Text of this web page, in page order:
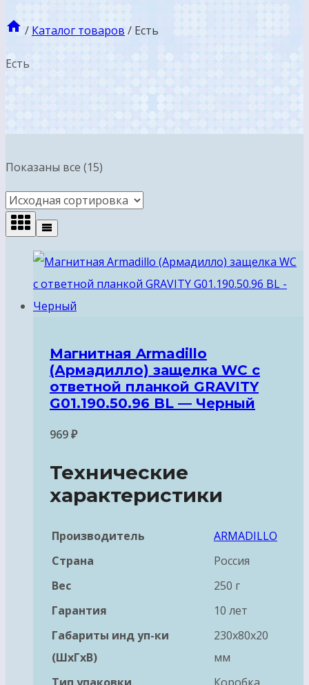
/ Каталог товаров / Есть
Есть
Показаны все (15)
Магнитная Armadillo
(Армадилло) защелка WC с
ответной планкой GRAVITY
G01.190.50.96 BL — Черный
969₽
Технические
характеристики
Производитель
ARMADILLO
Страна
Россия
Вес
250 г
Гарантия
10 лет
Габариты инд уп-ки
(ШхГхВ)
230x80x20
мм